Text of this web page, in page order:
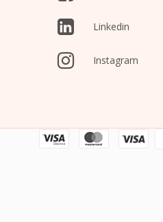
Linkedin
Instagram